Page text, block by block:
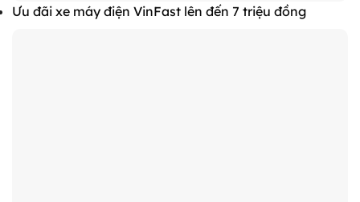
Ưu đãi xe máy điện VinFast lên đến 7 triệu đồng